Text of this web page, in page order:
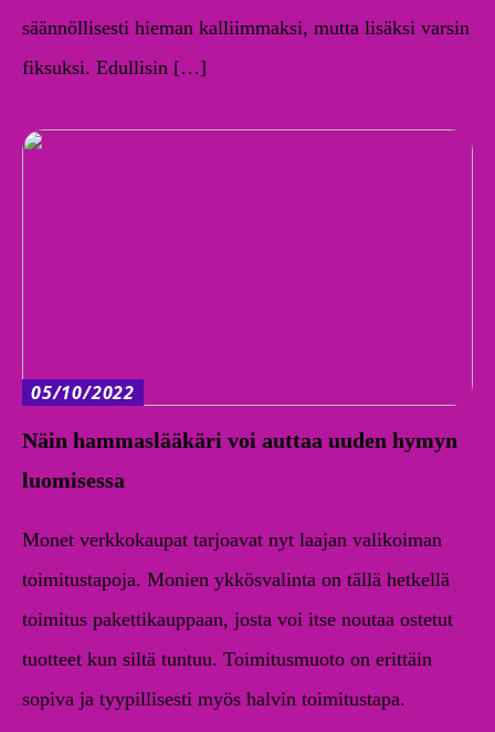
säännöllisesti hieman kalliimmaksi, mutta lisäksi varsin
fiksuksi. Edullisin […]
05/10/2022
Näin hammaslääkäri voi auttaa uuden hymyn
luomisessa
Monet verkkokaupat tarjoavat nyt laajan valikoiman
toimitustapoja. Monien ykkösvalinta on tällä hetkellä
toimitus pakettikauppaan, josta voi itse noutaa ostetut
tuotteet kun siltä tuntuu. Toimitusmuoto on erittäin
sopiva ja tyypillisesti myös halvin toimitustapa.